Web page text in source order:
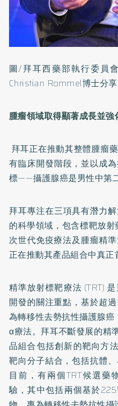
圖/拜耳西藥部執行委員
Christian Rommel博士分享
腫瘤領域取得顯著成長並強
拜耳正在推動其整體腫瘤
有臨床開發階段，並以成
標——攝護腺癌是男性中第
拜耳專注在三項具有潛力
的科學領域， 包含標靶放射
次世代免疫療法及腫瘤精
正在推動其產品組合中真正
精準放射標靶療法 (TRT)
開發的關注重點，基於超
為轉移性去勢抗性攝護腺癌
α療法。拜耳不斷發展的精
品組合包括創新的靶向方
靶向分子結合 ，包括抗體
目前，有兩個TRT候選藥
驗，其中包括兩個基於